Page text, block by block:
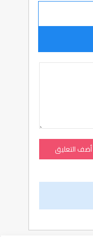
أضف التعليق